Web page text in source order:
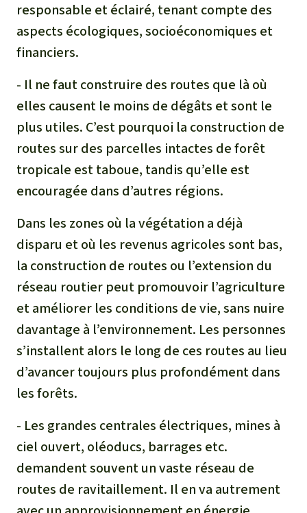
responsable et éclairé, tenant compte des
aspects écologiques, socioéconomiques et
financiers.
- Il ne faut construire des routes que là où
elles causent le moins de dégâts et sont le
plus utiles. C’est pourquoi la construction de
routes sur des parcelles intactes de forêt
tropicale est taboue, tandis qu’elle est
encouragée dans d’autres régions.
Dans les zones où la végétation a déjà
disparu et où les revenus agricoles sont bas,
la construction de routes ou l’extension du
réseau routier peut promouvoir l’agriculture
et améliorer les conditions de vie, sans nuire
davantage à l’environnement. Les personnes
s’installent alors le long de ces routes au lieu
d’avancer toujours plus profondément dans
les forêts.
- Les grandes centrales électriques, mines à
ciel ouvert, oléoducs, barrages etc.
demandent souvent un vaste réseau de
routes de ravitaillement. Il en va autrement